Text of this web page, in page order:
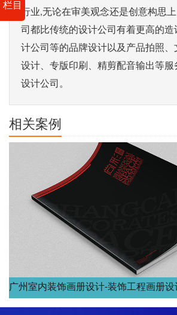
栏目
行业,无论在审美观念还是创意构思
司都比传统的设计公司有着更高的造
计公司等的品牌设计以及产品拍照、
设计、专版印刷、精剪配音输出等服
设计公司。
相关案例